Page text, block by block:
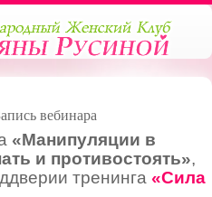
вебинара
«Манипуляции в
и противостоять»,
тренинга «Сила